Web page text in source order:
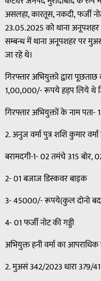
असलहा, कारतूस, नकदी, फर्जी
23.05.2025 को थाना
सम्बन्ध में थाना अनूपशहर पर
जा रहे थे।
गिरफ्तार अभियुक्तो द्वारा
1,00,000/- रूपये हड़प लिये थे
गिरफ्तार अभियुक्तों के नाम पता-
2. अनुज वर्मा पुत्र शशि कुमार
बरामदगी-1- 02 तमंचे 315 बोर,
2- 01 बजाज डिस्कवर बाइक
3- 45000/- रूपये(कुल दोनो
4- 01 फर्जी नोट की गड्डी
अभियुक्त हनी वर्मा का
2. मुअसं 342/2023 धारा 379/